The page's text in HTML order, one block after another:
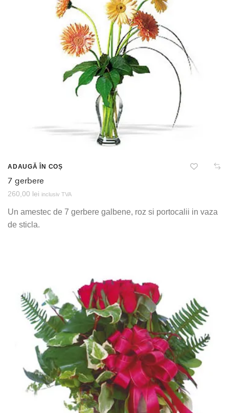
ADAUGĂ ÎN COȘ
7 gerbere
260,00 lei inclusiv TVA
Un amestec de 7 gerbere galbene, roz si portocalii in vaza
de sticla.